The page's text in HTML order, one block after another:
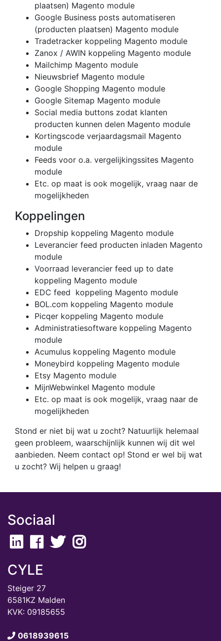
plaatsen) Magento module
Google Business posts automatiseren
(producten plaatsen) Magento module
Tradetracker koppeling Magento module
Zanox / AWIN koppeling Magento module
Mailchimp Magento module
Nieuwsbrief Magento module
Google Shopping Magento module
Google Sitemap Magento module
Social media buttons zodat klanten
producten kunnen delen Magento module
Kortingscode verjaardagsmail Magento
module
Feeds voor o.a. vergelijkingssites Magento
module
Etc. op maat is ook mogelijk, vraag naar de
mogelijkheden
Koppelingen
Dropship koppeling Magento module
Leverancier feed producten inladen Magento
module
Voorraad leverancier feed up to date
koppeling Magento module
EDC feed koppeling Magento module
BOL.com koppeling Magento module
Picqer koppeling Magento module
Administratiesoftware koppeling Magento
module
Acumulus koppeling Magento module
Moneybird koppeling Magento module
Etsy Magento module
MijnWebwinkel Magento module
Etc. op maat is ook mogelijk, vraag naar de
mogelijkheden
Stond er niet bij wat u zocht? Natuurlijk helemaal
geen probleem, waarschijnlijk kunnen wij dit wel
aanbieden. Neem contact op! Stond er wel bij wat
u zocht? Wij helpen u graag!
Sociaal
CYLE
Steiger 27
6581KZ Malden
KVK: 09185655
0618939615